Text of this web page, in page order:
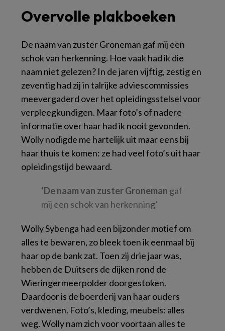
Overvolle plakboeken
De naam van zuster Groneman gaf mij een
schok van herkenning. Hoe vaak had ik die
naam niet gelezen? In de jaren vijftig, zestig en
zeventig had zij in talrijke adviescommissies
meevergaderd over het opleidingsstelsel voor
verpleegkundigen. Maar foto’s of nadere
informatie over haar had ik nooit gevonden.
Wolly nodigde me hartelijk uit maar eens bij
haar thuis te komen: ze had veel foto’s uit haar
opleidingstijd bewaard.
‘De naam van zuster Groneman gaf
mij een schok van herkenning’
Wolly Sybenga had een bijzonder motief om
alles te bewaren, zo bleek toen ik eenmaal bij
haar op de bank zat. Toen zij drie jaar was,
hebben de Duitsers de dijken rond de
Wieringermeerpolder doorgestoken.
Daardoor is de boerderij van haar ouders
verdwenen. Foto’s, kleding, meubels: alles
weg. Wolly nam zich voor voortaan alles te